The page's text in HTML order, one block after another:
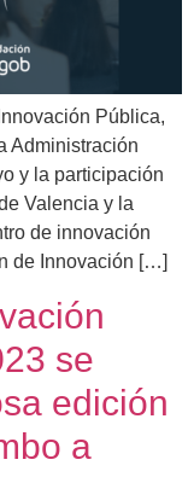
Pública,
Administración
y la participación
Valencia y la
de innovación
de Innovación […]
se
edición
a